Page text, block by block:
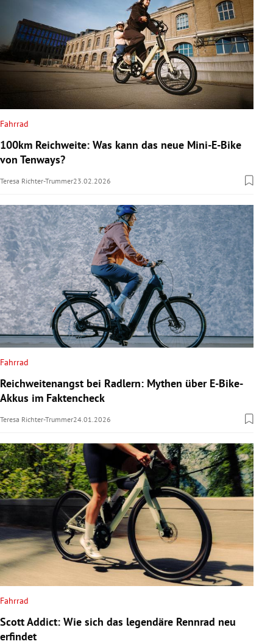
Fahrrad
100km Reichweite: Was kann das neue Mini-E-Bike
von Tenways?
Teresa Richter-Trummer23.02.2026
Fahrrad
Reichweitenangst bei Radlern: Mythen über E-Bike-
Akkus im Faktencheck
Teresa Richter-Trummer24.01.2026
Fahrrad
Scott Addict: Wie sich das legendäre Rennrad neu
erfindet